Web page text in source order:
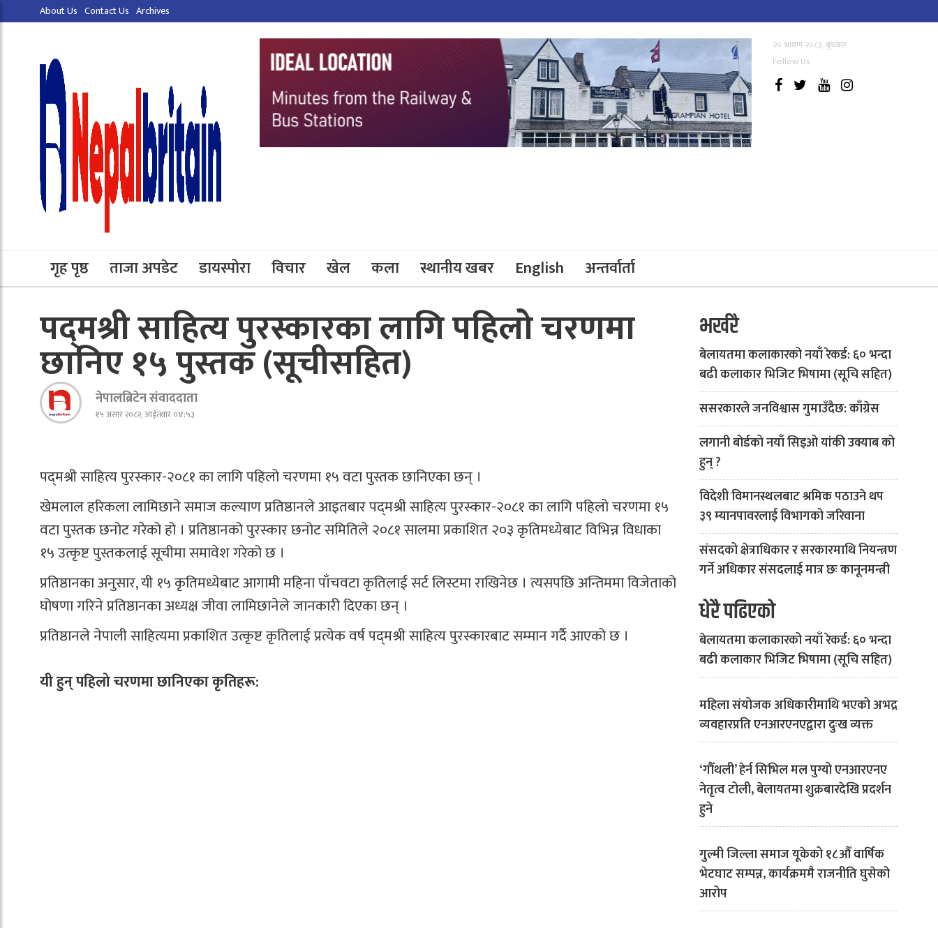
About Us Contact Us Archives
२० श्रावण २०८३, बुधबार
Follow Us
गृह पृष्ठ ताजा अपडेट डायस्पोरा विचार खेल कला स्थानीय खबर English अन्तर्वार्ता
पद्‌मश्री साहित्य पुरस्कारका लागि पहिलो चरणमा
छानिए १५ पुस्तक (सूचीसहित)
नेपालब्रिटेन संवाददाता
१५ असार २०८२, आईतवार ०४:५३
पद्‌मश्री साहित्य पुरस्कार-२०८१ का लागि पहिलो चरणमा १५ वटा पुस्तक छानिएका छन् ।
खेमलाल हरिकला लामिछाने समाज कल्याण प्रतिष्ठानले आइतबार पद्‌मश्री साहित्य पुरस्कार-२०८१ का लागि पहिलो चरणमा १५
वटा पुस्तक छनोट गरेको हो । प्रतिष्ठानको पुरस्कार छनोट समितिले २०८१ सालमा प्रकाशित २०३ कृतिमध्येबाट विभिन्न विधाका
१५ उत्कृष्ट पुस्तकलाई सूचीमा समावेश गरेको छ ।
प्रतिष्ठानका अनुसार, यी १५ कृतिमध्येबाट आगामी महिना पाँचवटा कृतिलाई सर्ट लिस्टमा राखिनेछ । त्यसपछि अन्तिममा विजेताको
घोषणा गरिने प्रतिष्ठानका अध्यक्ष जीवा लामिछानेले जानकारी दिएका छन् ।
प्रतिष्ठानले नेपाली साहित्यमा प्रकाशित उत्कृष्ट कृतिलाई प्रत्येक वर्ष पद्‌मश्री साहित्य पुरस्कारबाट सम्मान गर्दै आएको छ ।
यी हुन् पहिलो चरणमा छानिएका कृतिहरू:
भर्खरै
बेलायतमा कलाकारको नयाँ रेकर्ड: ६० भन्दा
बढी कलाकार भिजिट भिषामा (सूचि सहित)
ससरकारले जनविश्वास गुमाउँदैछ: काँग्रेस
लगानी बोर्डको नयाँ सिइओ यांकी उक्याब को
हुन् ?
विदेशी विमानस्थलबाट श्रमिक पठाउने थप
३९ म्यानपावरलाई विभागको जरिवाना
संसदको क्षेत्राधिकार र सरकारमाथि नियन्त्रण
गर्ने अधिकार संसदलाई मात्र छः कानूनमन्त्री
धेरै पढिएको
बेलायतमा कलाकारको नयाँ रेकर्ड: ६० भन्दा
बढी कलाकार भिजिट भिषामा (सूचि सहित)
महिला संयोजक अधिकारीमाथि भएको अभद्र
व्यवहारप्रति एनआरएनएद्वारा दुःख व्यक्त
‘गौँथली’ हेर्न सिभिल मल पुग्यो एनआरएनए
नेतृत्व टोली, बेलायतमा शुक्रबारदेखि प्रदर्शन
हुने
गुल्मी जिल्ला समाज यूकेको १८औँ वार्षिक
भेटघाट सम्पन्न, कार्यक्रममै राजनीति घुसेको
आरोप